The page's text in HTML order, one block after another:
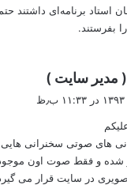
استاد برنامه‌ای داشتند
بفرستند.
( مدیر سایت )
های صوتی سخنرانی
شده و فقط صوت اون
در سایت قرار می